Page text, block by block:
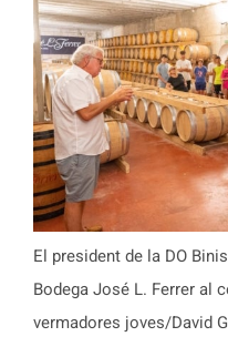
El president de la DO
Bodega José L. Ferrer al
vermadores joves/David